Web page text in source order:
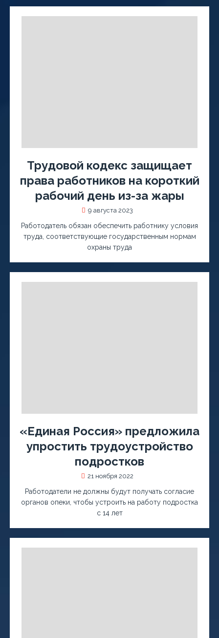
Трудовой кодекс защищает
права работников на короткий
рабочий день из-за жары
9 августа 2023
Работодатель обязан обеспечить работнику условия
труда, соответствующие государственным нормам
охраны труда
«Единая Россия» предложила
упростить трудоустройство
подростков
21 ноября 2022
Работодатели не должны будут получать согласие
органов опеки, чтобы устроить на работу подростка
с 14 лет